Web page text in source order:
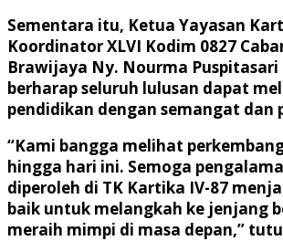
Sementara itu, Ketua Yayasan
Koordinator XLVI Kodim 0827
Brawijaya Ny. Nourma Puspitasari
berharap seluruh lulusan dapat
pendidikan dengan semangat dan
“Kami bangga melihat
hingga hari ini. Semoga
diperoleh di TK Kartika IV-87
baik untuk melangkah ke jenjang
meraih mimpi di masa depan,”